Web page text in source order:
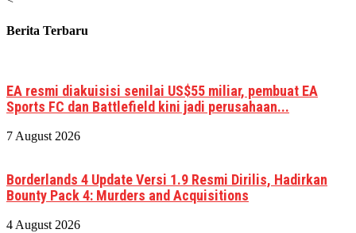
Berita Terbaru
EA resmi diakuisisi senilai US$55 miliar, pembuat EA
Sports FC dan Battlefield kini jadi perusahaan...
7 August 2026
Borderlands 4 Update Versi 1.9 Resmi Dirilis, Hadirkan
Bounty Pack 4: Murders and Acquisitions
4 August 2026